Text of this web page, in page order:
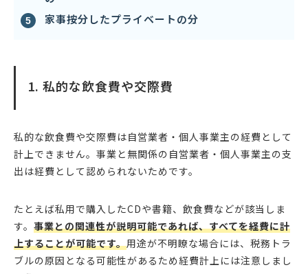
家事按分したプライベートの分
1. 私的な飲食費や交際費
私的な飲食費や交際費は自営業者・個人事業主の経費として
計上できません。事業と無関係の自営業者・個人事業主の支
出は経費として認められないためです。
たとえば私用で購入したCDや書籍、飲食費などが該当しま
す。 事業との関連性が説明可能であれば、すべてを経費に計
上することが可能です。用途が不明瞭な場合には、税務トラ
ブルの原因となる可能性があるため経費計上には注意しまし